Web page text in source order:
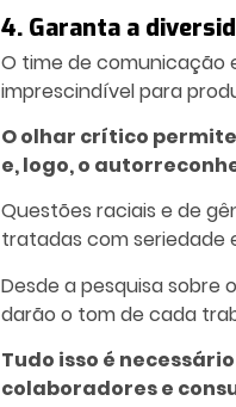
4. Garanta a
O time de comunicação
imprescindível para
O olhar crítico
e, logo, o
Questões raciais e de
tratadas com seriedade
Desde a pesquisa sobre
darão o tom de cada
Tudo isso é
colaboradores e